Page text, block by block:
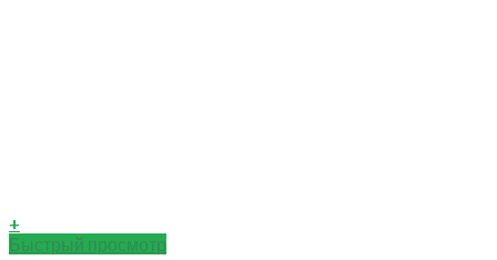
+
Быстрый просмотр